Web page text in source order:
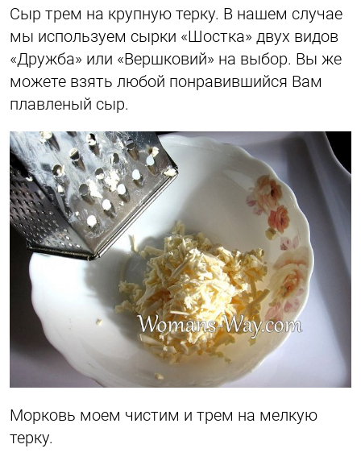
Сыр трем на крупную терку. В нашем случае
мы используем сырки «Шостка» двух видов
«Дружба» или «Вершковий» на выбор. Вы же
можете взять любой понравившийся Вам
плавленый сыр.
Морковь моем чистим и трем на мелкую
терку.